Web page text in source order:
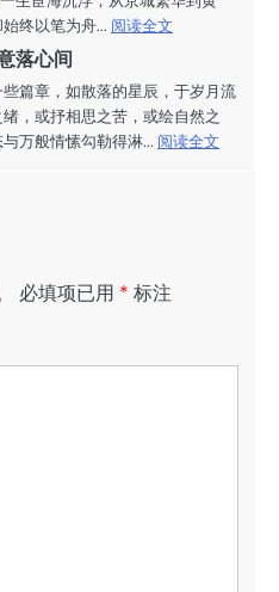
终以笔为舟... 阅读全文
落心间
篇章，如散落的星辰，于岁月流
，或抒相思之苦，或绘自然之
万般情愫勾勒得淋... 阅读全文
必填项已用 * 标注